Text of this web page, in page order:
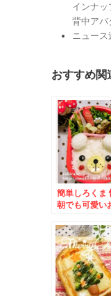
インナ
背中アバ
ニュース
おすすめ
簡単しろくま
朝でも可愛い